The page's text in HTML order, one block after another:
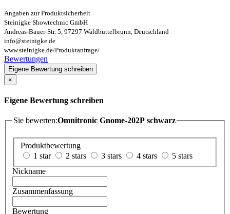
Angaben zur Produktsicherheit
Steinigke Showtechnic GmbH
Andreas-Bauer-Str. 5, 97297 Waldbüttelbrunn, Deutschland
info@steinigke.de
www.steinigke.de/Produktanfrage/
Bewertungen
Eigene Bewertung schreiben
×
Eigene Bewertung schreiben
Sie bewerten:Omnitronic Gnome-202P schwarz
Produktbewertung
1 star
2 stars 3 stars 4 stars
5 stars
Nickname
Zusammenfassung
Bewertung